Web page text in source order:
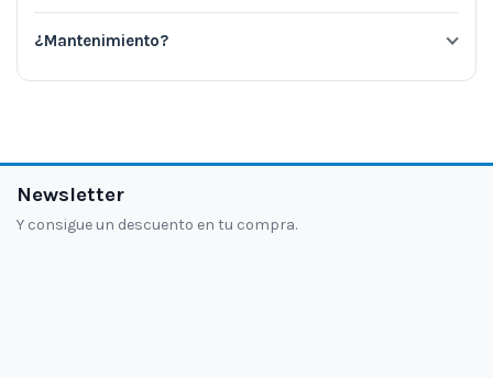
¿Mantenimiento?
Newsletter
Y consigue un descuento en tu compra.